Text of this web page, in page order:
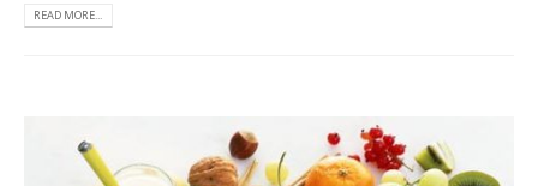
READ MORE...